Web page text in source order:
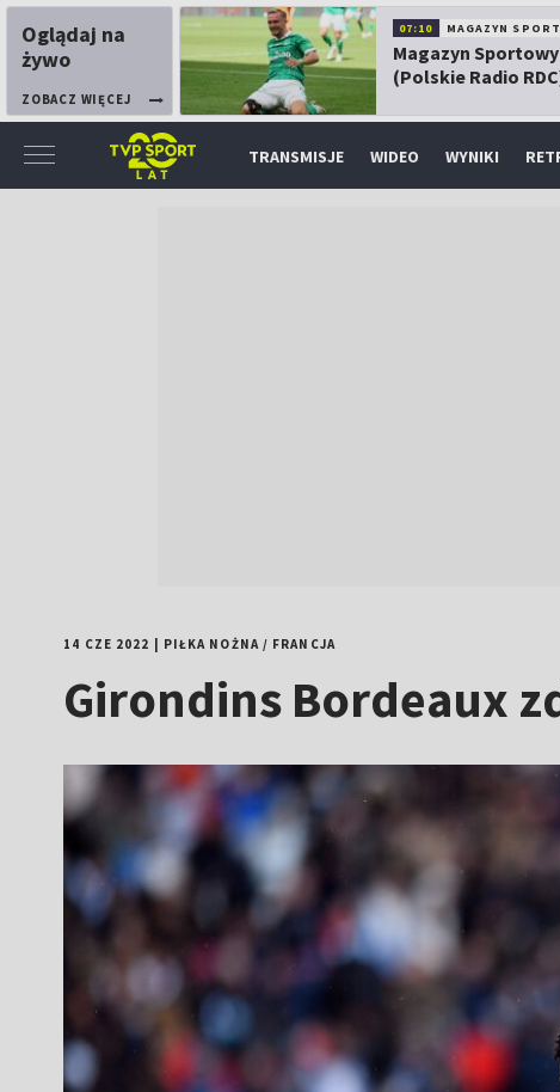
Oglądaj na
żywo
ZOBACZ WIĘCEJ
07:10 MAGAZYN
Magazyn Sportowy
(Polskie Radio
TRANSMISJE WIDEO WYNIKI
14 CZE 2022 PIŁKA NOŻNA/ FRANCJA
Girondins Bordeaux